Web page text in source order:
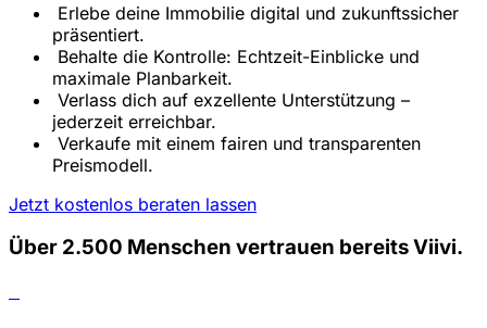
Erlebe deine Immobilie digital und zukunftssicher
präsentiert.
Behalte die Kontrolle: Echtzeit-Einblicke und
maximale Planbarkeit.
Verlass dich auf exzellente Unterstützung –
jederzeit erreichbar.
Verkaufe mit einem fairen und transparenten
Preismodell.
Jetzt kostenlos beraten lassen
Über 2.500 Menschen vertrauen bereits Viivi.